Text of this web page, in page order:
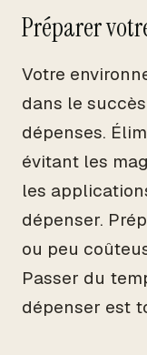
Préparer
Votre
dans le
dépenses.
évitant les
les
dépenser.
ou peu
Passer du
dépenser est